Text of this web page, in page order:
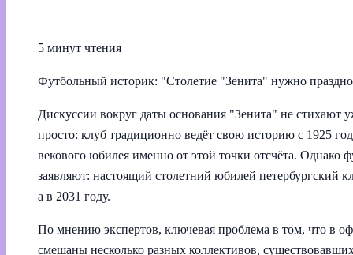
5 минут чтения
Футбольный историк: "Столетие "Зенита" нужно
Дискуссии вокруг даты основания "Зенита" не стихают
просто: клуб традиционно ведёт свою историю с 1925
векового юбилея именно от этой точки отсчёта. Однако
заявляют: настоящий столетний юбилей петербургский
а в 2031 году.
По мнению экспертов, ключевая проблема в том, что в
смешаны несколько разных коллективов,